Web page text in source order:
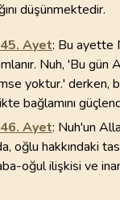
düşünmektedir.
45. Ayet: Bu ayette
Nuh, 'Bu gün
yoktur.' derken,
bağlamını
46. Ayet: Nuh'un
oğlu hakkındaki
oğul ilişkisi ve